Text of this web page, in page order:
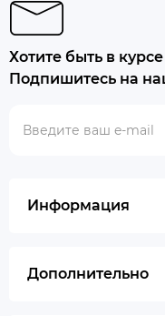
Хотите быть в
Подпишитесь на
Информация
Дополнительно